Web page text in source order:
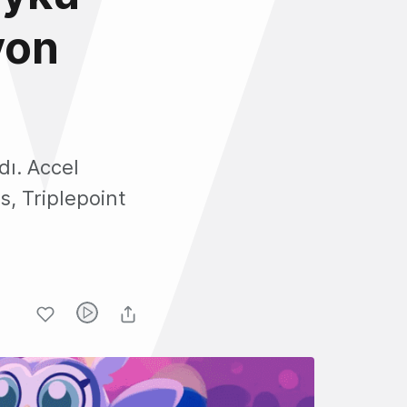
Accel
Triplepoint